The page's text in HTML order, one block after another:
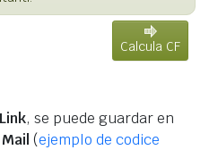
Calcula CF
Link, se puede guardar en
Mail (ejemplo de codice